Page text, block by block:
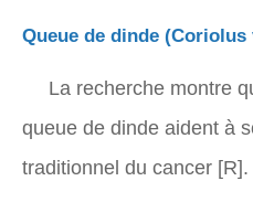
Queue de dinde (Coriolus
La recherche montre
queue de dinde aident à
traditionnel du cancer [R].